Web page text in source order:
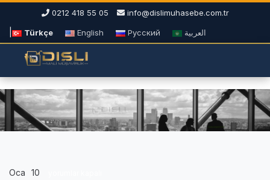
0212 418 55 05 info@dislimuhasebe.com.tr
Türkçe English Русский العربية
Oca 10